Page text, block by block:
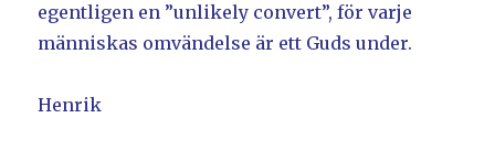
egentligen en ”unlikely convert”, för varje
människas omvändelse är ett Guds under.
Henrik